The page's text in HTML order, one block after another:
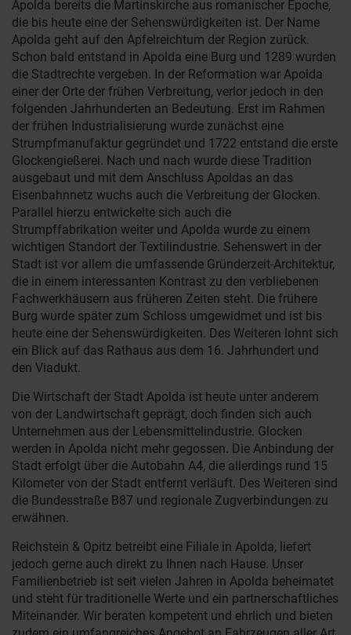
Apolda bereits die Martinskirche aus romanischer Epoche,
die bis heute eine der Sehenswürdigkeiten ist. Der Name
Apolda geht auf den Apfelreichtum der Region zurück.
Schon bald entstand in Apolda eine Burg und 1289 wurden
die Stadtrechte vergeben. In der Reformation war Apolda
einer der Orte der frühen Verbreitung, verlor jedoch in den
folgenden Jahrhunderten an Bedeutung. Erst im Rahmen
der frühen Industrialisierung wurde zunächst eine
Strumpfmanufaktur gegründet und 1722 entstand die erste
Glockengießerei. Nach und nach wurde diese Tradition
ausgebaut und mit dem Anschluss Apoldas an das
Eisenbahnnetz wuchs auch die Verbreitung der Glocken.
Parallel hierzu entwickelte sich auch die
Strumpffabrikation weiter und Apolda wurde zu einem
wichtigen Standort der Textilindustrie. Sehenswert in der
Stadt ist vor allem die umfassende Gründerzeit-Architektur,
die in einem interessanten Kontrast zu den verbliebenen
Fachwerkhäusern aus früheren Zeiten steht. Die frühere
Burg wurde später zum Schloss umgewidmet und ist bis
heute eine der Sehenswürdigkeiten. Des Weiteren lohnt sich
ein Blick auf das Rathaus aus dem 16. Jahrhundert und
den Viadukt.
Die Wirtschaft der Stadt Apolda ist heute unter anderem
von der Landwirtschaft geprägt, doch finden sich auch
Unternehmen aus der Lebensmittelindustrie. Glocken
werden in Apolda nicht mehr gegossen. Die Anbindung der
Stadt erfolgt über die Autobahn A4, die allerdings rund 15
Kilometer von der Stadt entfernt verläuft. Des Weiteren sind
die Bundesstraße B87 und regionale Zugverbindungen zu
erwähnen.
Reichstein & Opitz betreibt eine Filiale in Apolda, liefert
jedoch gerne auch direkt zu Ihnen nach Hause. Unser
Familienbetrieb ist seit vielen Jahren in Apolda beheimatet
und steht für traditionelle Werte und ein partnerschaftliches
Miteinander. Wir beraten kompetent und ehrlich und bieten